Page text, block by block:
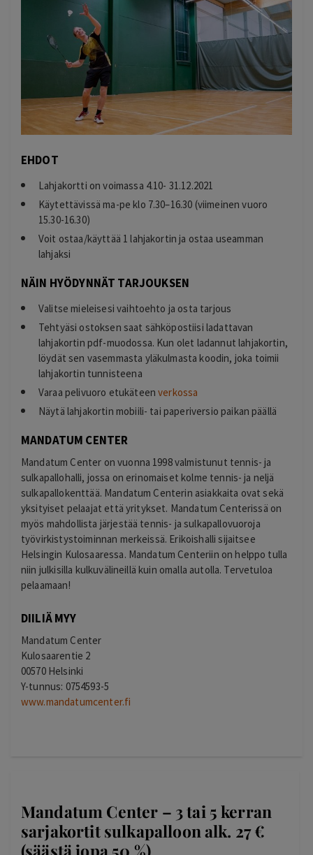
EHDOT
Lahjakortti on voimassa 4.10- 31.12.2021
Käytettävissä ma-pe klo 7.30–16.30 (viimeinen vuoro
15.30-16.30)
Voit ostaa/käyttää 1 lahjakortin ja ostaa useamman
lahjaksi
NÄIN HYÖDYNNÄT TARJOUKSEN
Valitse mieleisesi vaihtoehto ja osta tarjous
Tehtyäsi ostoksen saat sähköpostiisi ladattavan
lahjakortin pdf-muodossa. Kun olet ladannut lahjakortin,
löydät sen vasemmasta yläkulmasta koodin, joka toimii
lahjakortin tunnisteena
Varaa pelivuoro etukäteenverkossa
Näytä lahjakortin mobiili- tai paperiversio paikan päällä
MANDATUM CENTER
Mandatum Center on vuonna 1998 valmistunut tennis- ja
sulkapallohalli, jossa on erinomaiset kolme tennis- ja neljä
sulkapallokenttää. Mandatum Centerin asiakkaita ovat sekä
yksityiset pelaajat että yritykset. Mandatum Centerissä on
myös mahdollista järjestää tennis- ja sulkapallovuoroja
työvirkistystoiminnan merkeissä. Erikoishalli sijaitsee
Helsingin Kulosaaressa. Mandatum Centeriin on helppo tulla
niin julkisilla kulkuvälineillä kuin omalla autolla. Tervetuloa
pelaamaan!
DIILIÄ MYY
Mandatum Center
Kulosaarentie 2
00570 Helsinki
Y-tunnus: 0754593-5
www.mandatumcenter.fi
Mandatum Center – 3 tai 5 kerran
sarjakortit sulkapalloon alk. 27 €
(säästä jopa 50 %)